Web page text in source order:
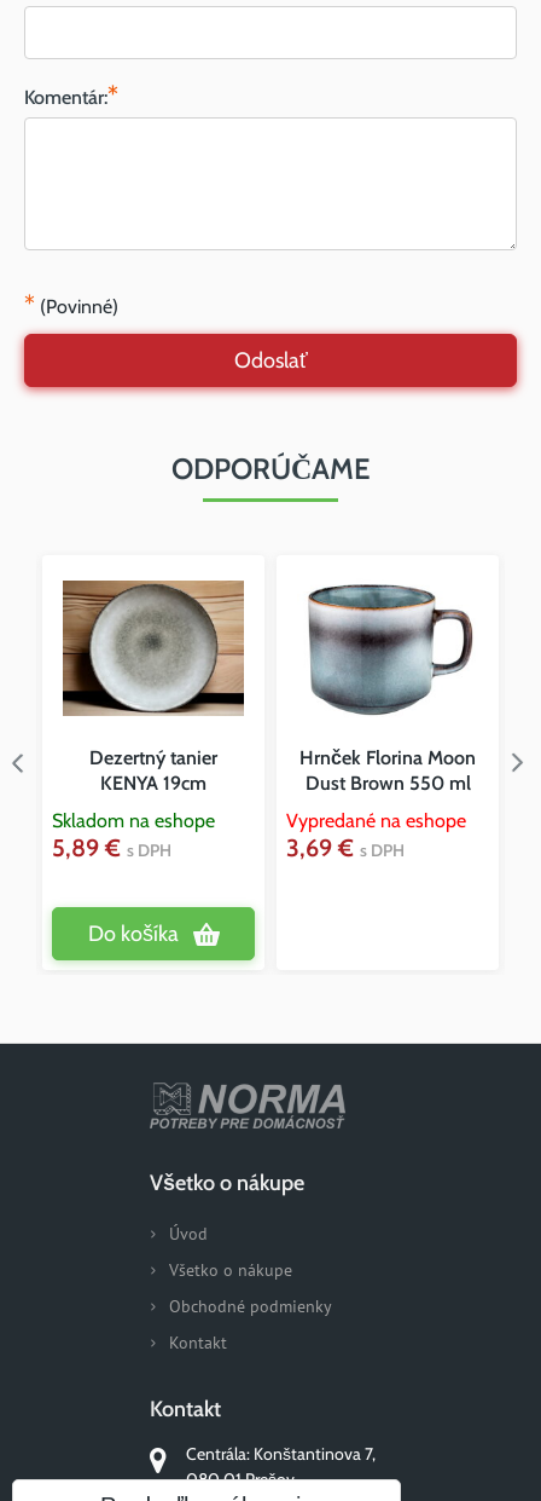
Komentár:*
* (Povinné)
Odoslať
ODPORÚČAME
Dezertný tanier
KENYA 19cm
Skladom na eshope
5,89 € s DPH
Do košíka
Hrnček Florina Moon
Dust Brown 550 ml
Vypredané na eshope
3,69 € s DPH
Všetko o nákupe
Úvod
Všetko o nákupe
Obchodné podmienky
Kontakt
Kontakt
Centrála: Konštantinova 7,
080 01 Prešov